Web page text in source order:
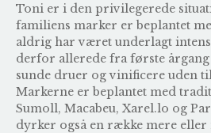
Toni er i den privilegerede
familiens marker er beplantet
aldrig har været underlagt
derfor allerede fra første årgang
sunde druer og vinificere uden
Markerne er beplantet med
Sumoll, Macabeu, Xarel.lo og
dyrker også en række mere